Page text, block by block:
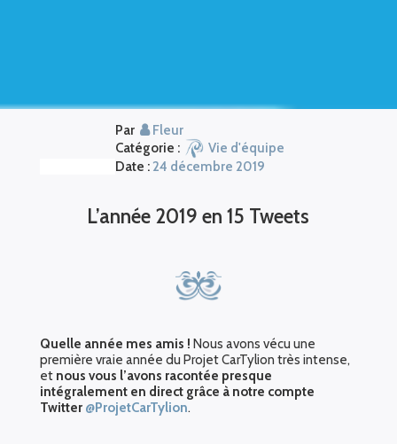
Par
Fleur
Catégorie :
Vie d'équipe
Date : 24 décembre 2019
L’année 2019 en 15 Tweets
Quelle année mes amis ! Nous avons vécu une
première vraie année du Projet CarTylion très intense,
et nous vous l’avons racontée presque
intégralement en direct grâce à notre compte
Twitter @ProjetCarTylion.